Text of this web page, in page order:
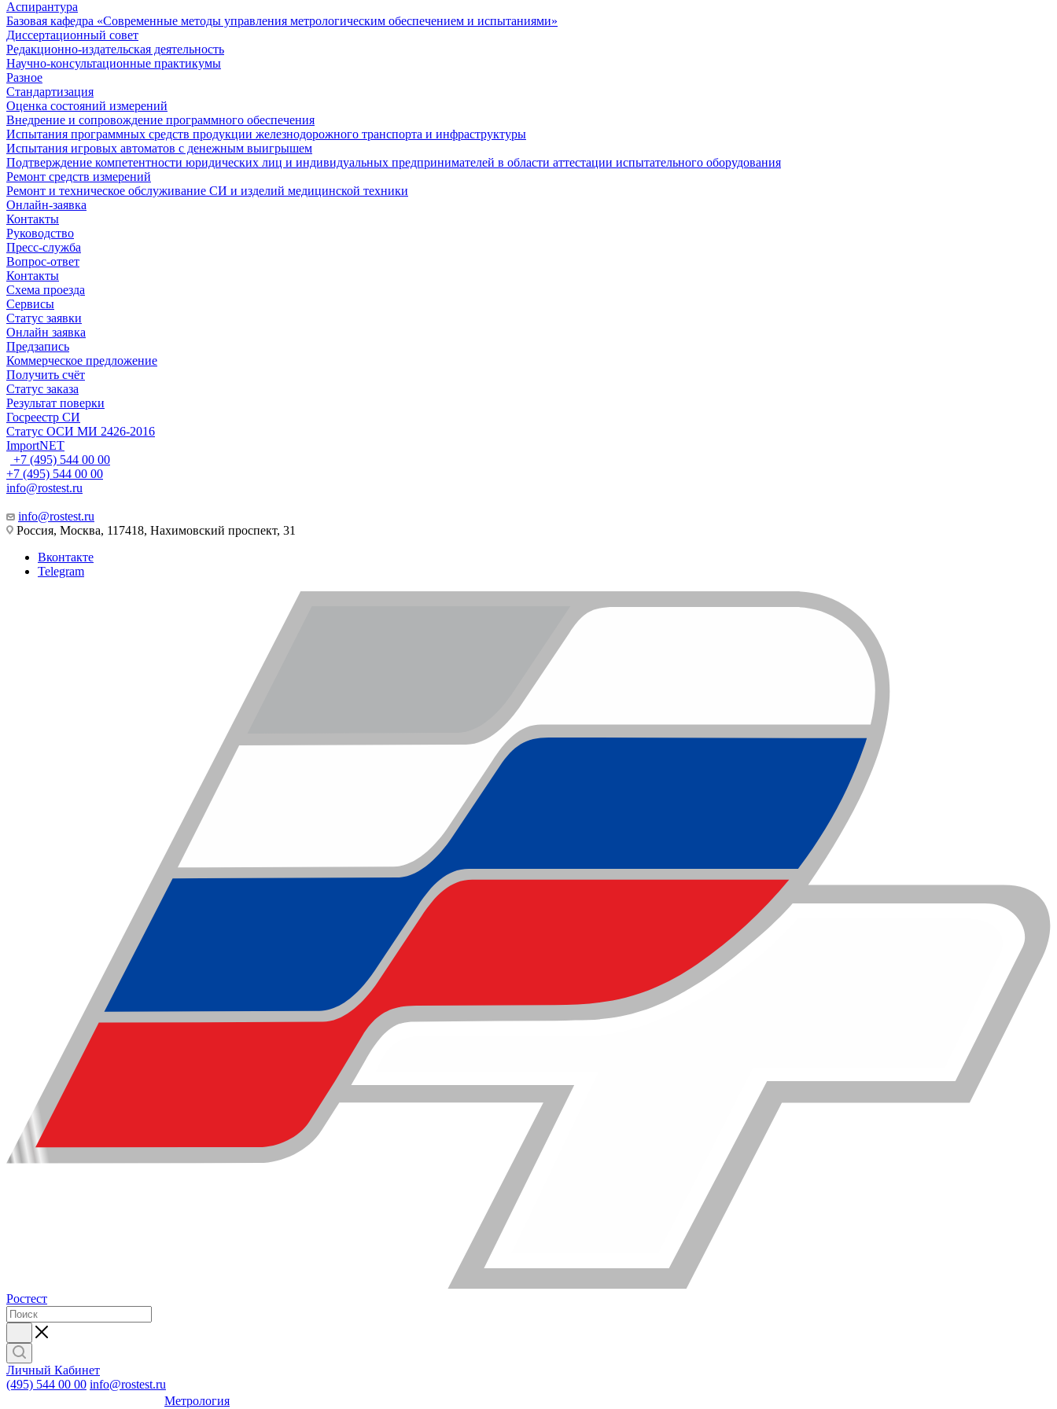
Аспирантура
Базовая кафедра «Современные методы управления метрологическим обеспечением и испытаниями»
Диссертационный совет
Редакционно-издательская деятельность
Научно-консультационные практикумы
Разное
Стандартизация
Оценка состояний измерений
Внедрение и сопровождение программного обеспечения
Испытания программных средств продукции железнодорожного транспорта и инфраструктуры
Испытания игровых автоматов с денежным выигрышем
Подтверждение компетентности юридических лиц и индивидуальных предпринимателей в области аттестации испытательного оборудования
Ремонт средств измерений
Ремонт и техническое обслуживание СИ и изделий медицинской техники
Онлайн-заявка
Контакты
Руководство
Пресс-служба
Вопрос-ответ
Контакты
Схема проезда
Сервисы
Статус заявки
Онлайн заявка
Предзапись
Коммерческое предложение
Получить счёт
Статус заказа
Результат поверки
Госреестр СИ
Статус ОСИ МИ 2426-2016
ImportNET
+7 (495) 544 00 00
+7 (495) 544 00 00
info@rostest.ru
info@rostest.ru
Россия, Москва, 117418, Нахимовский проспект, 31
Вконтакте
Telegram
Ростест
Личный Кабинет
(495) 544 00 00 info@rostest.ru
Метрология